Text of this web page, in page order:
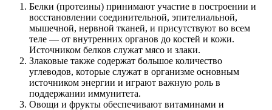
Белки (протеины) принимают участие в построении и
восстановлении соединительной, эпителиальной,
мышечной, нервной тканей, и присутствуют во всем
теле — от внутренних органов до костей и кожи.
Источником белков служат мясо и злаки.
Злаковые также содержат большое количество
углеводов, которые служат в организме основным
источником энергии и играют важную роль в
поддержании иммунитета.
Овощи и фрукты обеспечивают витаминами и